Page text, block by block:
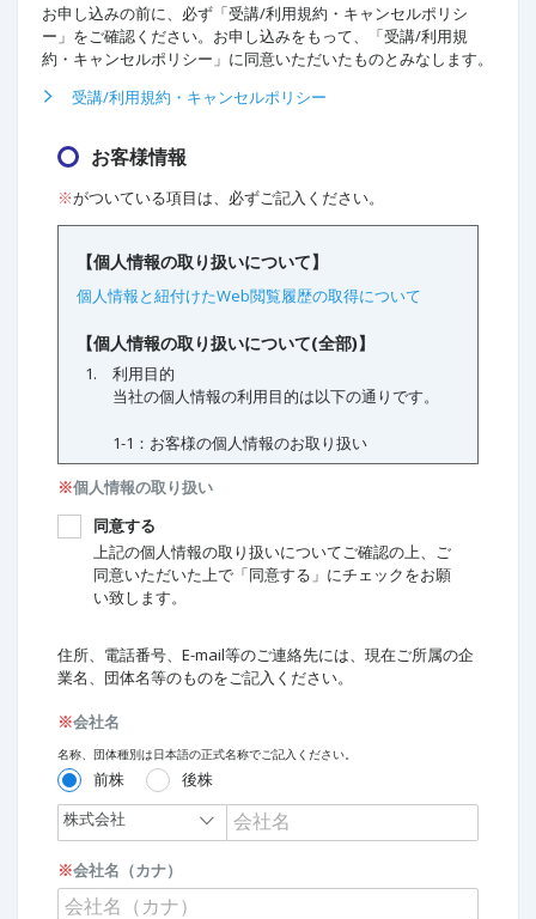
お申し込みの前に、必ず「受講/利用規約・キャンセルポリシ
ー」をご確認ください。お申し込みをもって、「受講/利用規
約・キャンセルポリシー」に同意いただいたものとみなします。
受講/利用規約・キャンセルポリシー
お客様情報
※がついている項目は、必ずご記入ください。
※個人情報の取り扱い
同意する
上記の個人情報の取り扱いについてご確認の上、ご
同意いただいた上で「同意する」にチェックをお願
い致します。
住所、電話番号、E-mail等のご連絡先には、現在ご所属の企
業名、団体名等のものをご記入ください。
※会社名
名称、団体種別は日本語の正式名称でご記入ください。
前株 後株
※会社名（カナ）